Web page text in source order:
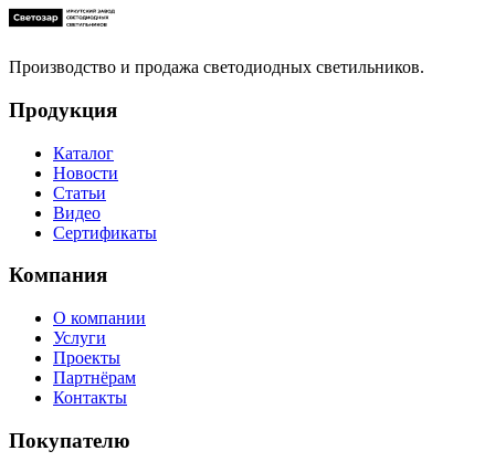
Производство и продажа светодиодных светильников.
Продукция
Каталог
Новости
Статьи
Видео
Сертификаты
Компания
О компании
Услуги
Проекты
Партнёрам
Контакты
Покупателю